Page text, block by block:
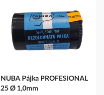
NUBA Pájka PROFESIONAL
25 Ø 1,0mm